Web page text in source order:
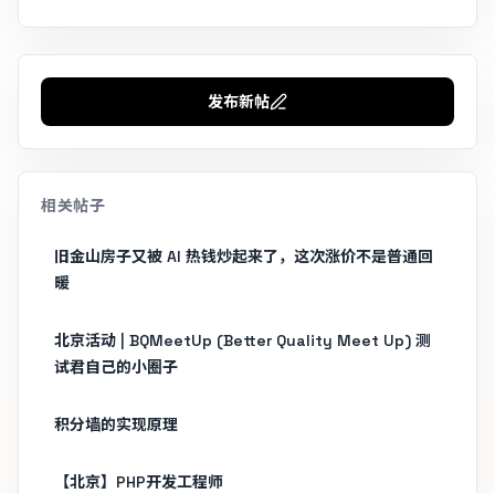
发布新帖
相关帖子
旧金山房子又被 AI 热钱炒起来了，这次涨价不是普通回
暖
北京活动 | BQMeetUp (Better Quality Meet Up) 测
试君自己的小圈子
积分墙的实现原理
【北京】PHP开发工程师